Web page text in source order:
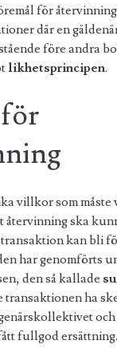
för
där en
före andra
likhetsprincipen.
villkor som måste
ska
kan bli
har genomförts
den så kallade
transaktionen ha
fullgod ersättning.